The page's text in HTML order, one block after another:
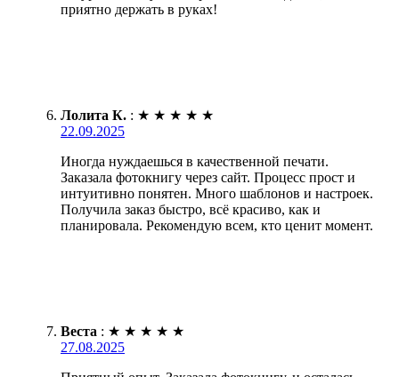
приятно держать в руках!
Лолита К. : ★ ★ ★ ★ ★
22.09.2025
Иногда нуждаешься в качественной печати.
Заказала фотокнигу через сайт. Процесс прост и
интуитивно понятен. Много шаблонов и настроек.
Получила заказ быстро, всё красиво, как и
планировала. Рекомендую всем, кто ценит момент.
Веста : ★ ★ ★ ★ ★
27.08.2025